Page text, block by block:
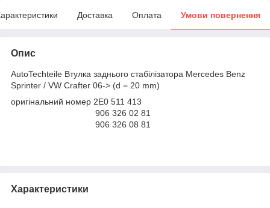
Доставка Оплата Умови повернення
Опис
AutoTechteile Втулка заднього стабілізатора Mercedes Benz
Sprinter / VW Crafter 06-> (d = 20 mm)
оригінальний номер 2E0 511 413
906 326 02 81
906 326 08 81
Характеристики